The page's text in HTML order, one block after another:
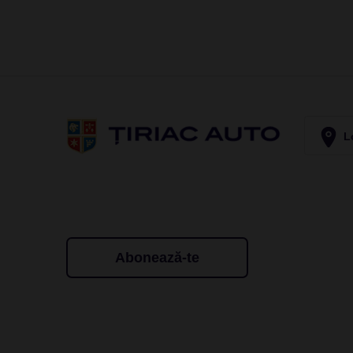
Abonează-te